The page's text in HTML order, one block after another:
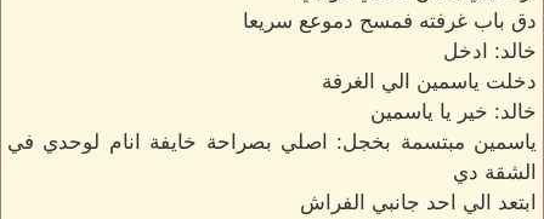
دق باب غرفته فمسح دموعع سريعا
خالد: ادخل
دخلت ياسمين الي الغرفة
خالد: خير يا ياسمين
ياسمين مبتسمة بخجل: اصلي بصراحة خايفة انام لوحدي في
الشقة دي
ابتعد الي احد جانبي الفراش